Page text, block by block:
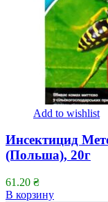
Add to wishlist
Инсектицид
(Польша), 20г
61.20 ₴
В корзину